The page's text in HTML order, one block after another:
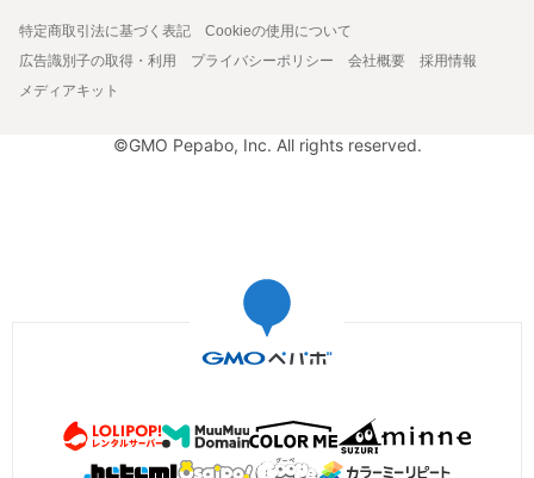
特定商取引法に基づく表記
Cookieの使用について
広告識別子の取得・利用
プライバシーポリシー 会社概要
採用情報
メディアキット
©GMO Pepabo, Inc. All rights reserved.